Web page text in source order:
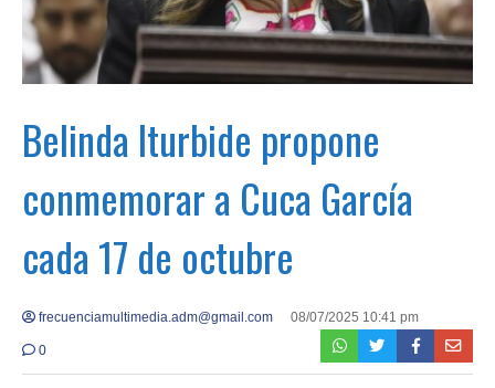
Belinda Iturbide propone
conmemorar a Cuca García
cada 17 de octubre
frecuenciamultimedia.adm@gmail.com 08/07/2025 10:41 pm
0